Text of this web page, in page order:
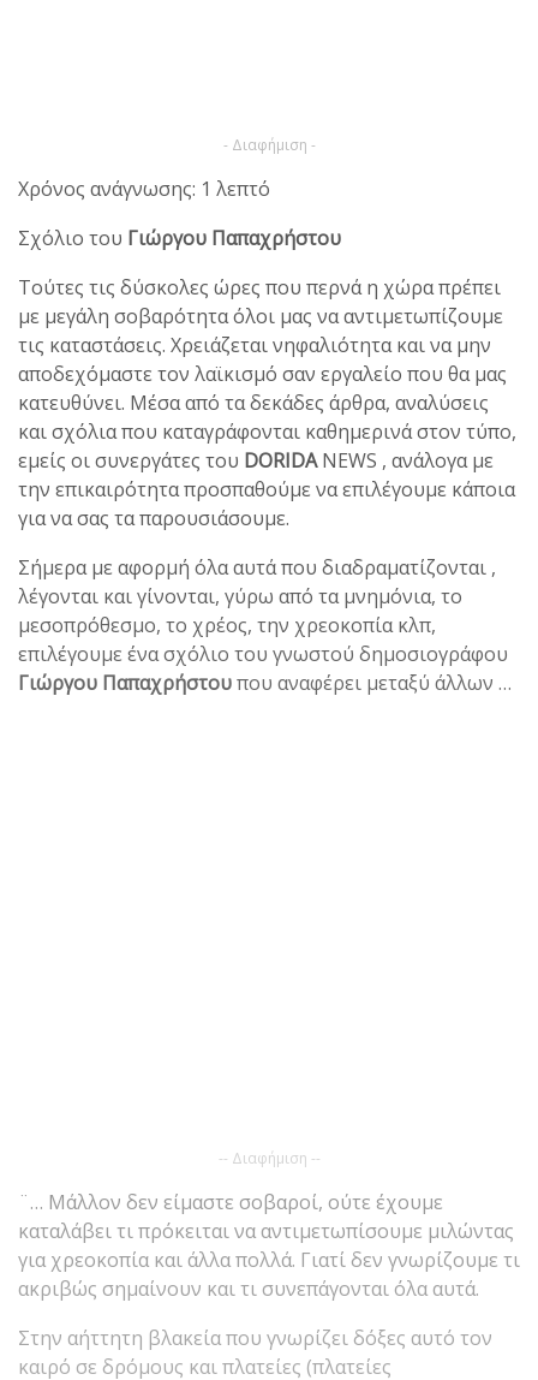
- Διαφήμιση -
Χρόνος ανάγνωσης: 1 λεπτό
Σχόλιο του Γιώργου Παπαχρήστου
Τούτες τις δύσκολες ώρες που περνά η χώρα πρέπει
με μεγάλη σοβαρότητα όλοι μας να αντιμετωπίζουμε
τις καταστάσεις. Χρειάζεται νηφαλιότητα και να μην
αποδεχόμαστε τον λαϊκισμό σαν εργαλείο που θα μας
κατευθύνει. Μέσα από τα δεκάδες άρθρα, αναλύσεις
και σχόλια που καταγράφονται καθημερινά στον τύπο,
εμείς οι συνεργάτες του DORIDANEWS , ανάλογα με
την επικαιρότητα προσπαθούμε να επιλέγουμε κάποια
για να σας τα παρουσιάσουμε.
Σήμερα με αφορμή όλα αυτά που διαδραματίζονται ,
λέγονται και γίνονται, γύρω από τα μνημόνια, το
μεσοπρόθεσμο, το χρέος, την χρεοκοπία κλπ,
επιλέγουμε ένα σχόλιο του γνωστού δημοσιογράφου
Γιώργου Παπαχρήστουπου αναφέρει μεταξύ άλλων …
-- Διαφήμιση --
¨… Μάλλον δεν είμαστε σοβαροί, ούτε έχουμε
καταλάβει τι πρόκειται να αντιμετωπίσουμε μιλώντας
για χρεοκοπία και άλλα πολλά. Γιατί δεν γνωρίζουμε τι
ακριβώς σημαίνουν και τι συνεπάγονται όλα αυτά.
Στην αήττητη βλακεία που γνωρίζει δόξες αυτό τον
καιρό σε δρόμους και πλατείες (πλατείες